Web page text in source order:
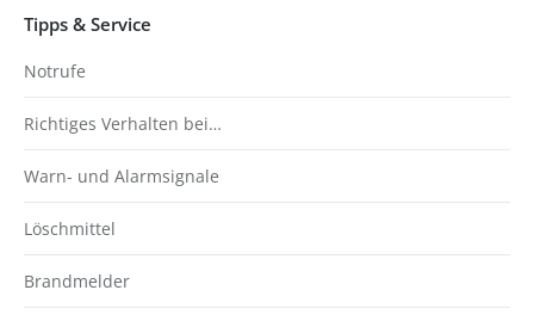
Tipps & Service
Notrufe
Richtiges Verhalten bei…
Warn- und Alarmsignale
Löschmittel
Brandmelder